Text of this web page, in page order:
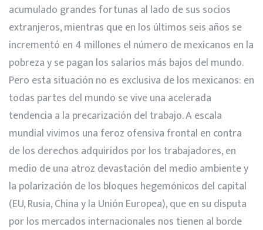
acumulado grandes fortunas al lado de sus socios
extranjeros, mientras que en los últimos seis años se
incrementó en 4 millones el número de mexicanos en la
pobreza y se pagan los salarios más bajos del mundo.
Pero esta situación no es exclusiva de los mexicanos: en
todas partes del mundo se vive una acelerada
tendencia a la precarización del trabajo. A escala
mundial vivimos una feroz ofensiva frontal en contra
de los derechos adquiridos por los trabajadores, en
medio de una atroz devastación del medio ambiente y
la polarización de los bloques hegemónicos del capital
(EU, Rusia, China y la Unión Europea), que en su disputa
por los mercados internacionales nos tienen al borde